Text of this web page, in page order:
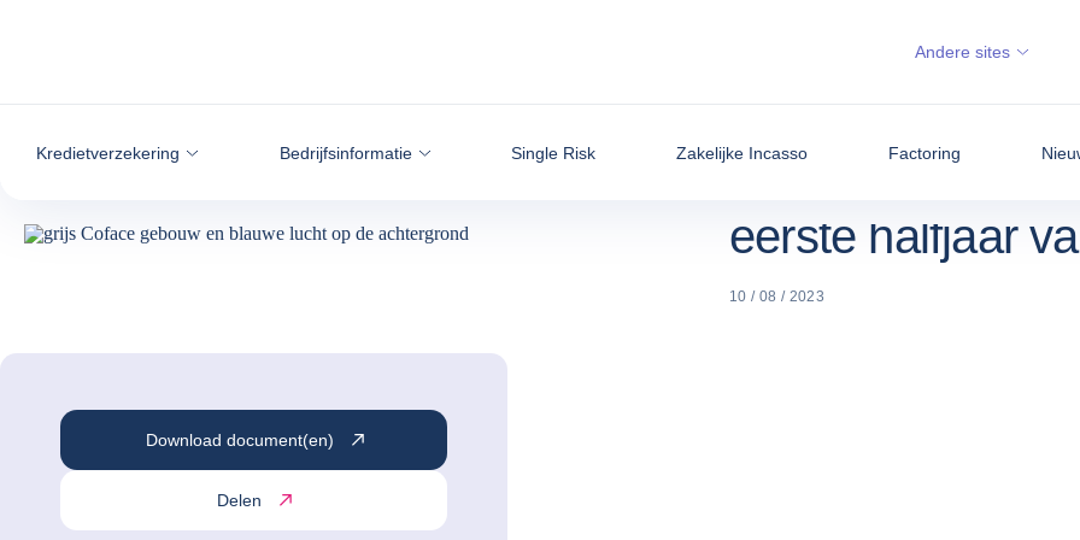
Kredietverzekering Bedrijfsinformatie Single Risk Zakelijke Incasso Factoring
Andere sites
INZICHTEN
COFACE
Coface
van het jaar met
eerste halfjaar
10 / 08 / 2023
Download document(en)
Delen